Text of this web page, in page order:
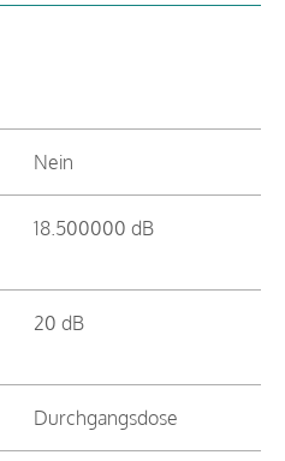
Nein
18.500000 dB
20 dB
Durchgangsdose